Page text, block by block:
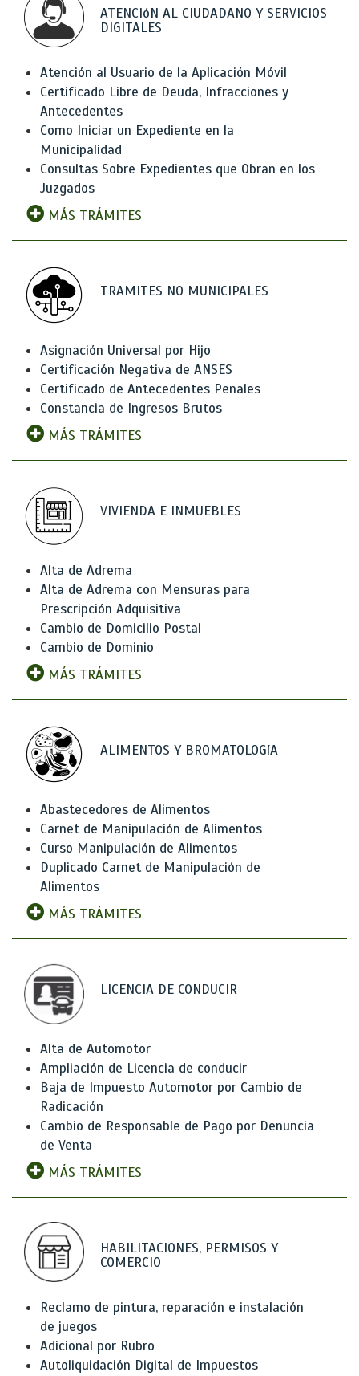
ATENCIóN AL CIUDADANO Y SERVICIOS
DIGITALES
Atención al Usuario de la Aplicación Móvil
Certificado Libre de Deuda, Infracciones y
Antecedentes
Como Iniciar un Expediente en la
Municipalidad
Consultas Sobre Expedientes que Obran en los
Juzgados
MÁS TRÁMITES
TRAMITES NO MUNICIPALES
Asignación Universal por Hijo
Certificación Negativa de ANSES
Certificado de Antecedentes Penales
Constancia de Ingresos Brutos
MÁS TRÁMITES
VIVIENDA E INMUEBLES
Alta de Adrema
Alta de Adrema con Mensuras para
Prescripción Adquisitiva
Cambio de Domicilio Postal
Cambio de Dominio
MÁS TRÁMITES
ALIMENTOS Y BROMATOLOGíA
Abastecedores de Alimentos
Carnet de Manipulación de Alimentos
Curso Manipulación de Alimentos
Duplicado Carnet de Manipulación de
Alimentos
MÁS TRÁMITES
LICENCIA DE CONDUCIR
Alta de Automotor
Ampliación de Licencia de conducir
Baja de Impuesto Automotor por Cambio de
Radicación
Cambio de Responsable de Pago por Denuncia
de Venta
MÁS TRÁMITES
HABILITACIONES, PERMISOS Y
COMERCIO
Reclamo de pintura, reparación e instalación
de juegos
Adicional por Rubro
Autoliquidación Digital de Impuestos